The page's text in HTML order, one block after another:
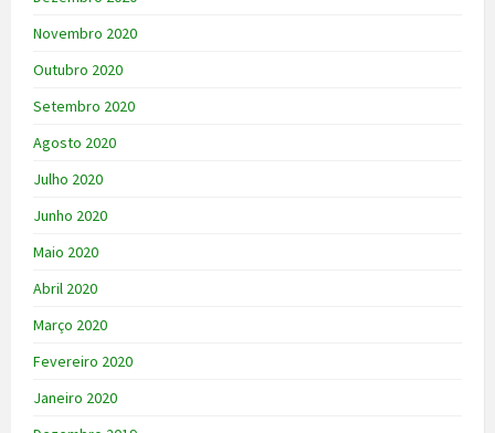
Novembro 2020
Outubro 2020
Setembro 2020
Agosto 2020
Julho 2020
Junho 2020
Maio 2020
Abril 2020
Março 2020
Fevereiro 2020
Janeiro 2020